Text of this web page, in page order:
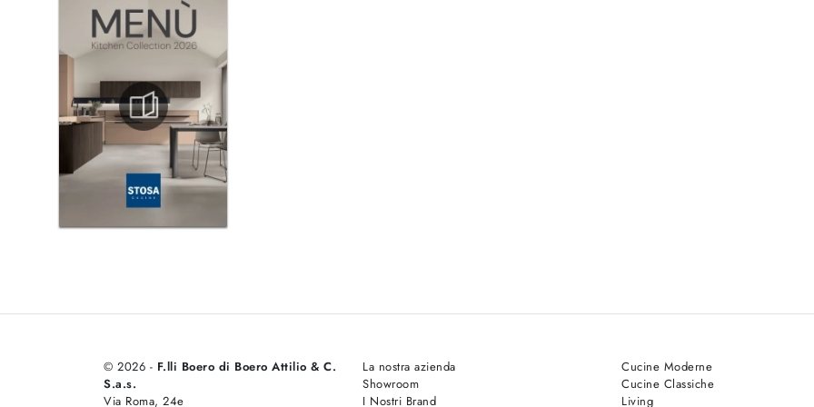
© 2026 - F.lli Boero di Boero Attilio & C.
S.a.s.
Via Roma, 24e
La nostra azienda
Showroom
I Nostri Brand
Cucine Moderne
Cucine Classiche
Living